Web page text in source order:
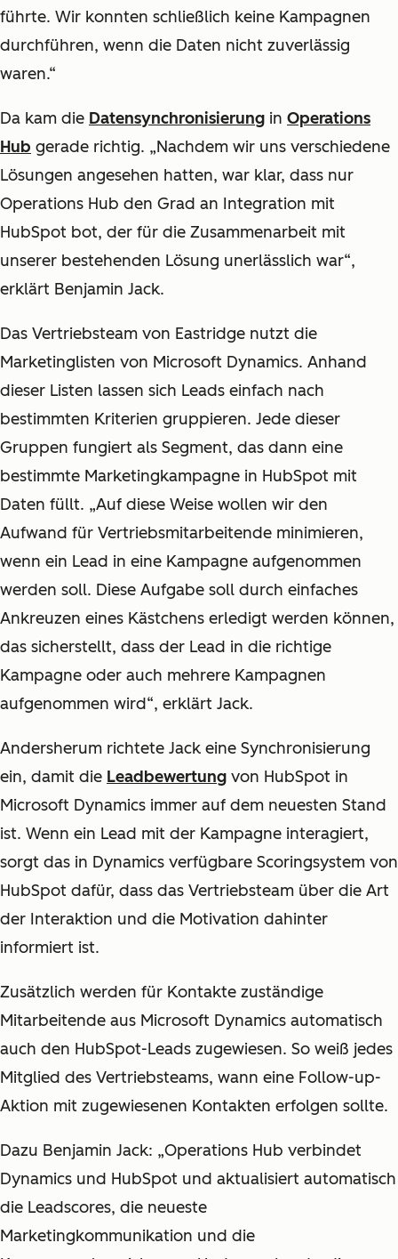
führte. Wir konnten schließlich keine Kampagnen
durchführen, wenn die Daten nicht zuverlässig
waren.“
Da kam die Datensynchronisierung in Operations
Hub gerade richtig. „Nachdem wir uns verschiedene
Lösungen angesehen hatten, war klar, dass nur
Operations Hub den Grad an Integration mit
HubSpot bot, der für die Zusammenarbeit mit
unserer bestehenden Lösung unerlässlich war“,
erklärt Benjamin Jack.
Das Vertriebsteam von Eastridge nutzt die
Marketinglisten von Microsoft Dynamics. Anhand
dieser Listen lassen sich Leads einfach nach
bestimmten Kriterien gruppieren. Jede dieser
Gruppen fungiert als Segment, das dann eine
bestimmte Marketingkampagne in HubSpot mit
Daten füllt. „Auf diese Weise wollen wir den
Aufwand für Vertriebsmitarbeitende minimieren,
wenn ein Lead in eine Kampagne aufgenommen
werden soll. Diese Aufgabe soll durch einfaches
Ankreuzen eines Kästchens erledigt werden können,
das sicherstellt, dass der Lead in die richtige
Kampagne oder auch mehrere Kampagnen
aufgenommen wird“, erklärt Jack.
Andersherum richtete Jack eine Synchronisierung
ein, damit die Leadbewertung von HubSpot in
Microsoft Dynamics immer auf dem neuesten Stand
ist. Wenn ein Lead mit der Kampagne interagiert,
sorgt das in Dynamics verfügbare Scoringsystem von
HubSpot dafür, dass das Vertriebsteam über die Art
der Interaktion und die Motivation dahinter
informiert ist.
Zusätzlich werden für Kontakte zuständige
Mitarbeitende aus Microsoft Dynamics automatisch
auch den HubSpot-Leads zugewiesen. So weiß jedes
Mitglied des Vertriebsteams, wann eine Follow-up-
Aktion mit zugewiesenen Kontakten erfolgen sollte.
Dazu Benjamin Jack: „Operations Hub verbindet
Dynamics und HubSpot und aktualisiert automatisch
die Leadscores, die neueste
Marketingkommunikation und die